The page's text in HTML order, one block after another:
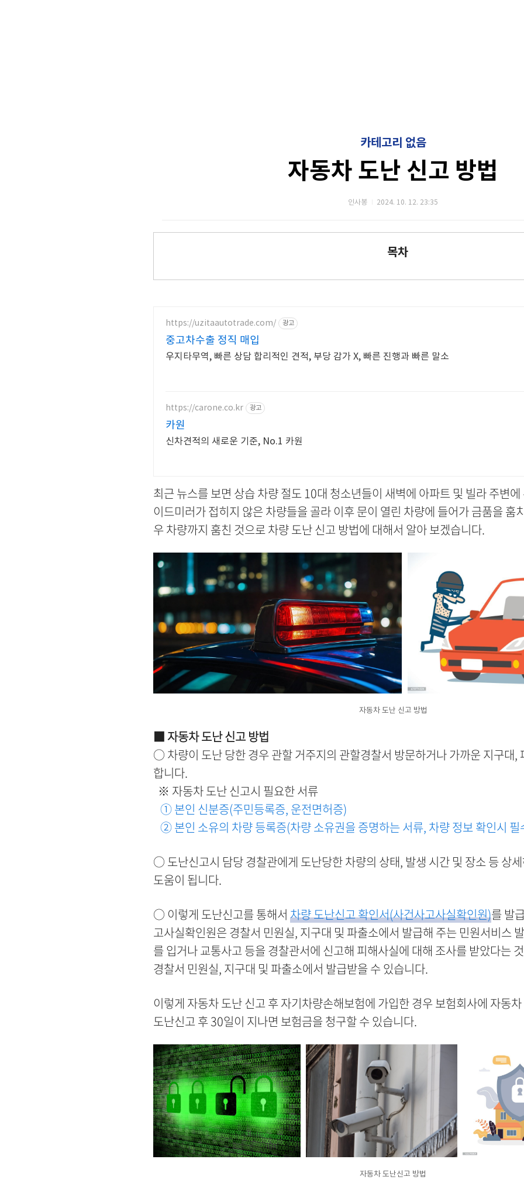
카테고리 없음
자동차 도난 신고 방법
인사봉 2024. 10. 12. 23:35
목차
https://uzitaautotrade.com/ 광고
중고차수출 정직 매입
우지타무역, 빠른 상담 합리적인 견적, 부당 감가 X, 빠른 진행과 빠른 말소
https://carone.co.kr 광고
카원
신차견적의 새로운 기준, No.1 카원
최근 뉴스를 보면 상습 차량 절도 10대 청소년들이 새벽에 아파트 및 빌라 주변
이드미러가 접히지 않은 차량들을 골라 이후 문이 열린 차량에 들어가 금품을 훔
우 차량까지 훔친 것으로 차량 도난 신고 방법에 대해서 알아 보겠습니다.
자동차 도난 신고 방법
■ 자동차 도난 신고 방법
○ 차량이 도난 당한 경우 관할 거주지의 관할경찰서 방문하거나 가까운 지구대,
합니다.
※ 자동차 도난 신고시 필요한 서류
① 본인 신분증(주민등록증, 운전면허증)
② 본인 소유의 차량 등록증(차량 소유권을 증명하는 서류, 차량 정보 확인시 필
○ 도난신고시 담당 경찰관에게 도난당한 차량의 상태, 발생 시간 및 장소 등 상
도움이 됩니다.
○ 이렇게 도난신고를 통해서 차량 도난신고 확인서(사건사고사실확인원)를 발
고사실확인원은 경찰서 민원실, 지구대 및 파출소에서 발급해 주는 민원서비스
를 입거나 교통사고 등을 경찰관서에 신고해 피해사실에 대해 조사를 받았다는
경찰서 민원실, 지구대 및 파출소에서 발급받을 수 있습니다.
이렇게 자동차 도난 신고 후 자기차량손해보험에 가입한 경우 보험회사에 자동
도난신고 후 30일이 지나면 보험금을 청구할 수 있습니다.
자동차 도난신고 방법